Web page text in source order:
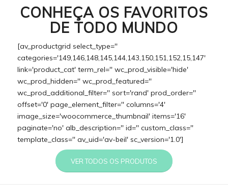
CONHEÇA OS FAVORITOS
DE TODO MUNDO
[av_productgrid select_type=''
categories='149,146,148,145,144,143,150,151,152,15,147'
link='product_cat' term_rel='' wc_prod_visible='hide'
wc_prod_hidden='' wc_prod_featured=''
wc_prod_additional_filter='' sort='rand' prod_order=''
offset='0' page_element_filter='' columns='4'
image_size='woocommerce_thumbnail' items='16'
paginate='no' alb_description='' id='' custom_class=''
template_class='' av_uid='av-beil' sc_version='1.0']
VER TODOS OS PRODUTOS